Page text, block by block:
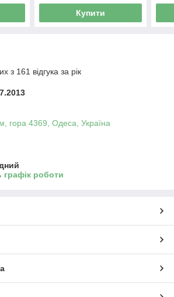
Купити
з 161 відгука за рік
гора 4369, Одеса, Україна
графік роботи